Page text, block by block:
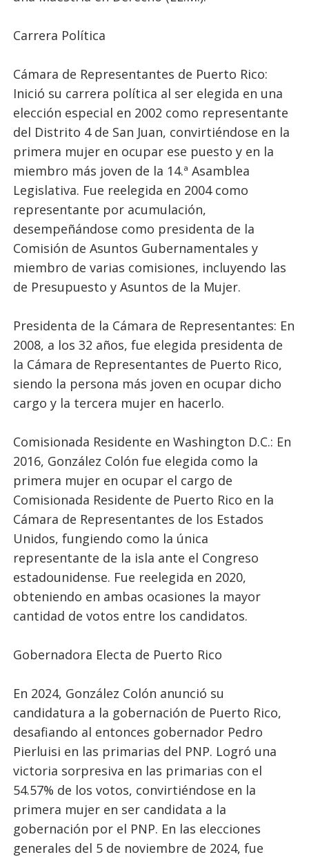
Carrera Política
Cámara de Representantes de Puerto Rico:
Inició su carrera política al ser elegida en una
elección especial en 2002 como representante
del Distrito 4 de San Juan, convirtiéndose en la
primera mujer en ocupar ese puesto y en la
miembro más joven de la 14.ª Asamblea
Legislativa. Fue reelegida en 2004 como
representante por acumulación,
desempeñándose como presidenta de la
Comisión de Asuntos Gubernamentales y
miembro de varias comisiones, incluyendo las
de Presupuesto y Asuntos de la Mujer.
Presidenta de la Cámara de Representantes: En
2008, a los 32 años, fue elegida presidenta de
la Cámara de Representantes de Puerto Rico,
siendo la persona más joven en ocupar dicho
cargo y la tercera mujer en hacerlo.
Comisionada Residente en Washington D.C.: En
2016, González Colón fue elegida como la
primera mujer en ocupar el cargo de
Comisionada Residente de Puerto Rico en la
Cámara de Representantes de los Estados
Unidos, fungiendo como la única
representante de la isla ante el Congreso
estadounidense. Fue reelegida en 2020,
obteniendo en ambas ocasiones la mayor
cantidad de votos entre los candidatos.
Gobernadora Electa de Puerto Rico
En 2024, González Colón anunció su
candidatura a la gobernación de Puerto Rico,
desafiando al entonces gobernador Pedro
Pierluisi en las primarias del PNP. Logró una
victoria sorpresiva en las primarias con el
54.57% de los votos, convirtiéndose en la
primera mujer en ser candidata a la
gobernación por el PNP. En las elecciones
generales del 5 de noviembre de 2024, fue